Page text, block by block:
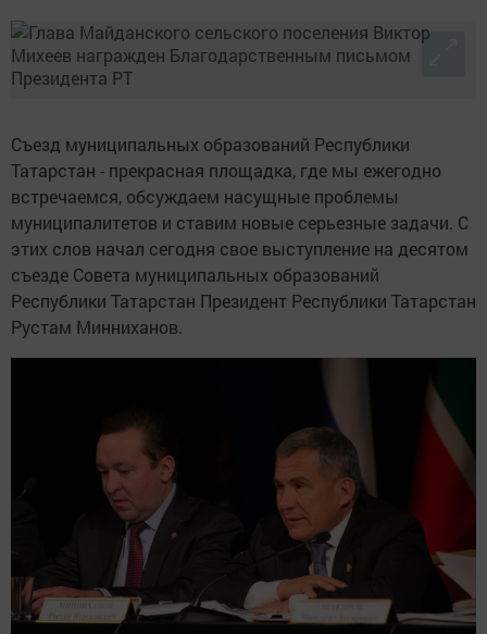
Съезд муниципальных образований Республики
Татарстан - прекрасная площадка, где мы ежегодно
встречаемся, обсуждаем насущные проблемы
муниципалитетов и ставим новые серьезные задачи. С
этих слов начал сегодня свое выступление на десятом
съезде Совета муниципальных образований
Республики Татарстан Президент Республики Татарстан
Рустам Минниханов.